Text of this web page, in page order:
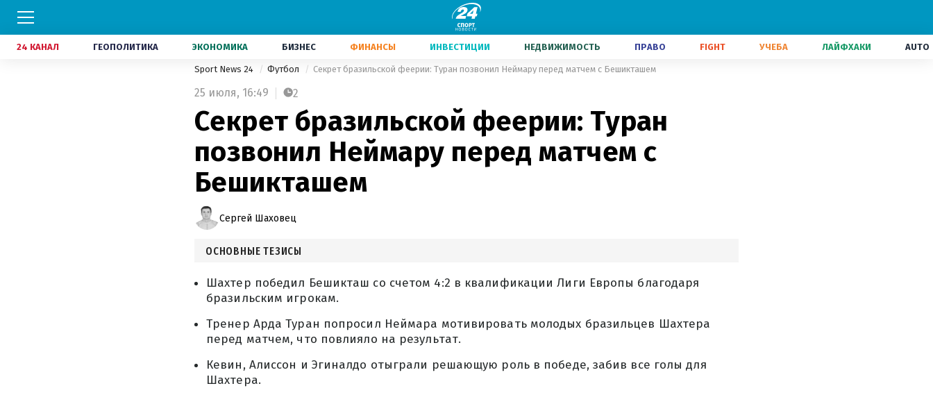
24 КАНАЛ ГЕОПОЛИТИКА ЭКОНОМИКА БИЗНЕС ФИНАНСЫ ИНВЕСТИЦИИ НЕДВИЖИМОСТЬ ПРАВО FIGHT УЧЕБА ЛАЙФХАКИ AUTO
Sport News 24 Футбол Секрет бразильской феерии: Туран позвонил Неймару перед матчем с Бешикташем
25 июля, 16:49 2
Секрет бразильской феерии: Туран
позвонил Неймару перед матчем с
Бешикташем
Сергей Шаховец
ОСНОВНЫЕ ТЕЗИСЫ
Шахтер победил Бешикташ со счетом 4:2 в квалификации Лиги Европы благодаря
бразильским игрокам.
Тренер Арда Туран попросил Неймара мотивировать молодых бразильцев Шахтера
перед матчем, что повлияло на результат.
Кевин, Алиссон и Эгиналдо отыграли решающую роль в победе, забив все голы для
Шахтера.